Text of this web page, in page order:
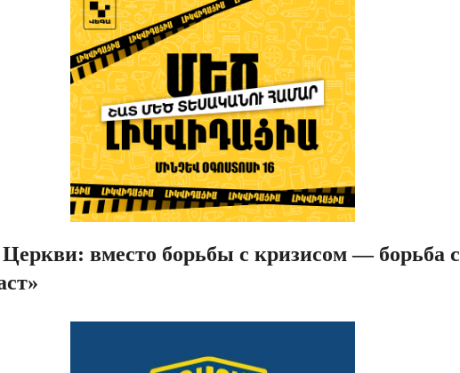
вместо борьбы с кризисом — борьба с